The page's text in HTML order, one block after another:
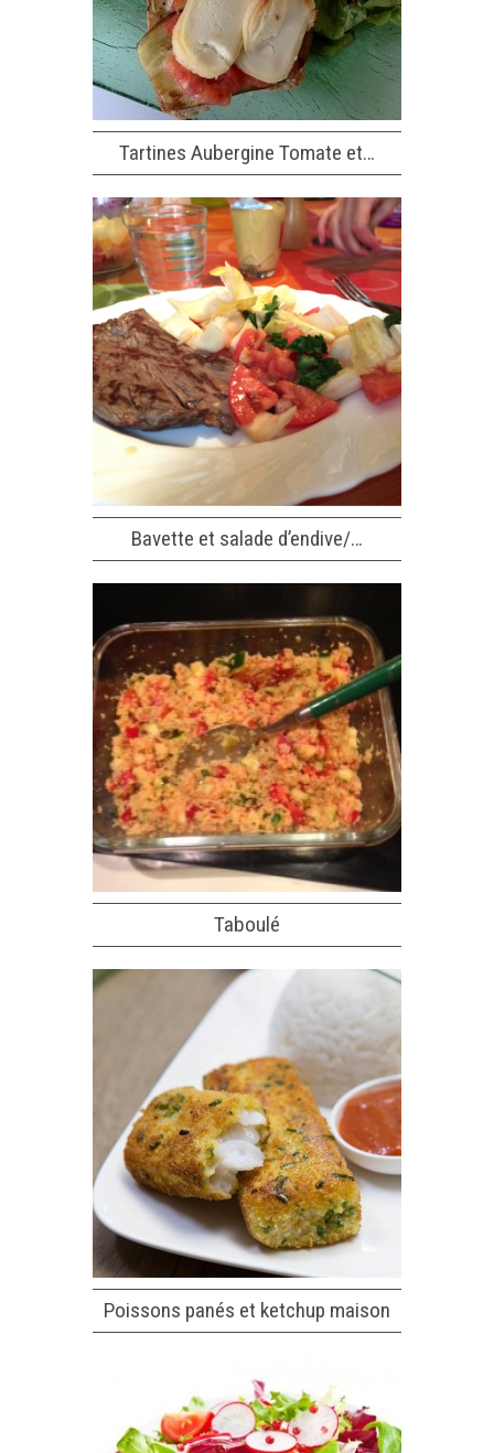
Tartines Aubergine Tomate et…
Bavette et salade d’endive/…
Taboulé
Poissons panés et ketchup maison